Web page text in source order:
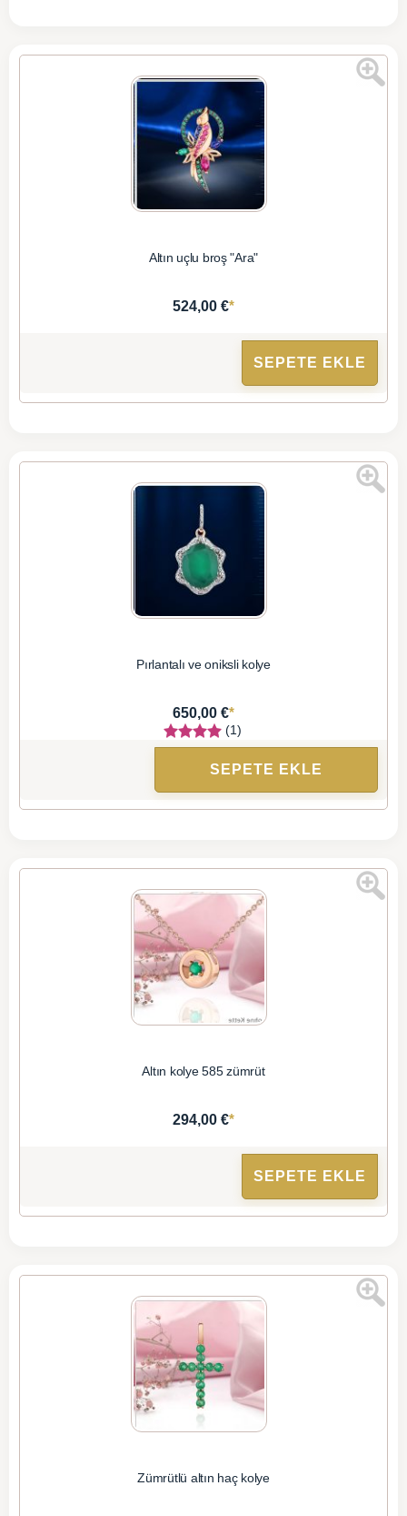
Altın uçlu broş "Ara"
524,00 €*
SEPETE EKLE
Pırlantalı ve oniksli kolye
650,00 €*
(1)
SEPETE EKLE
Altın kolye 585 zümrüt
294,00 €*
SEPETE EKLE
Zümrütlü altın haç kolye